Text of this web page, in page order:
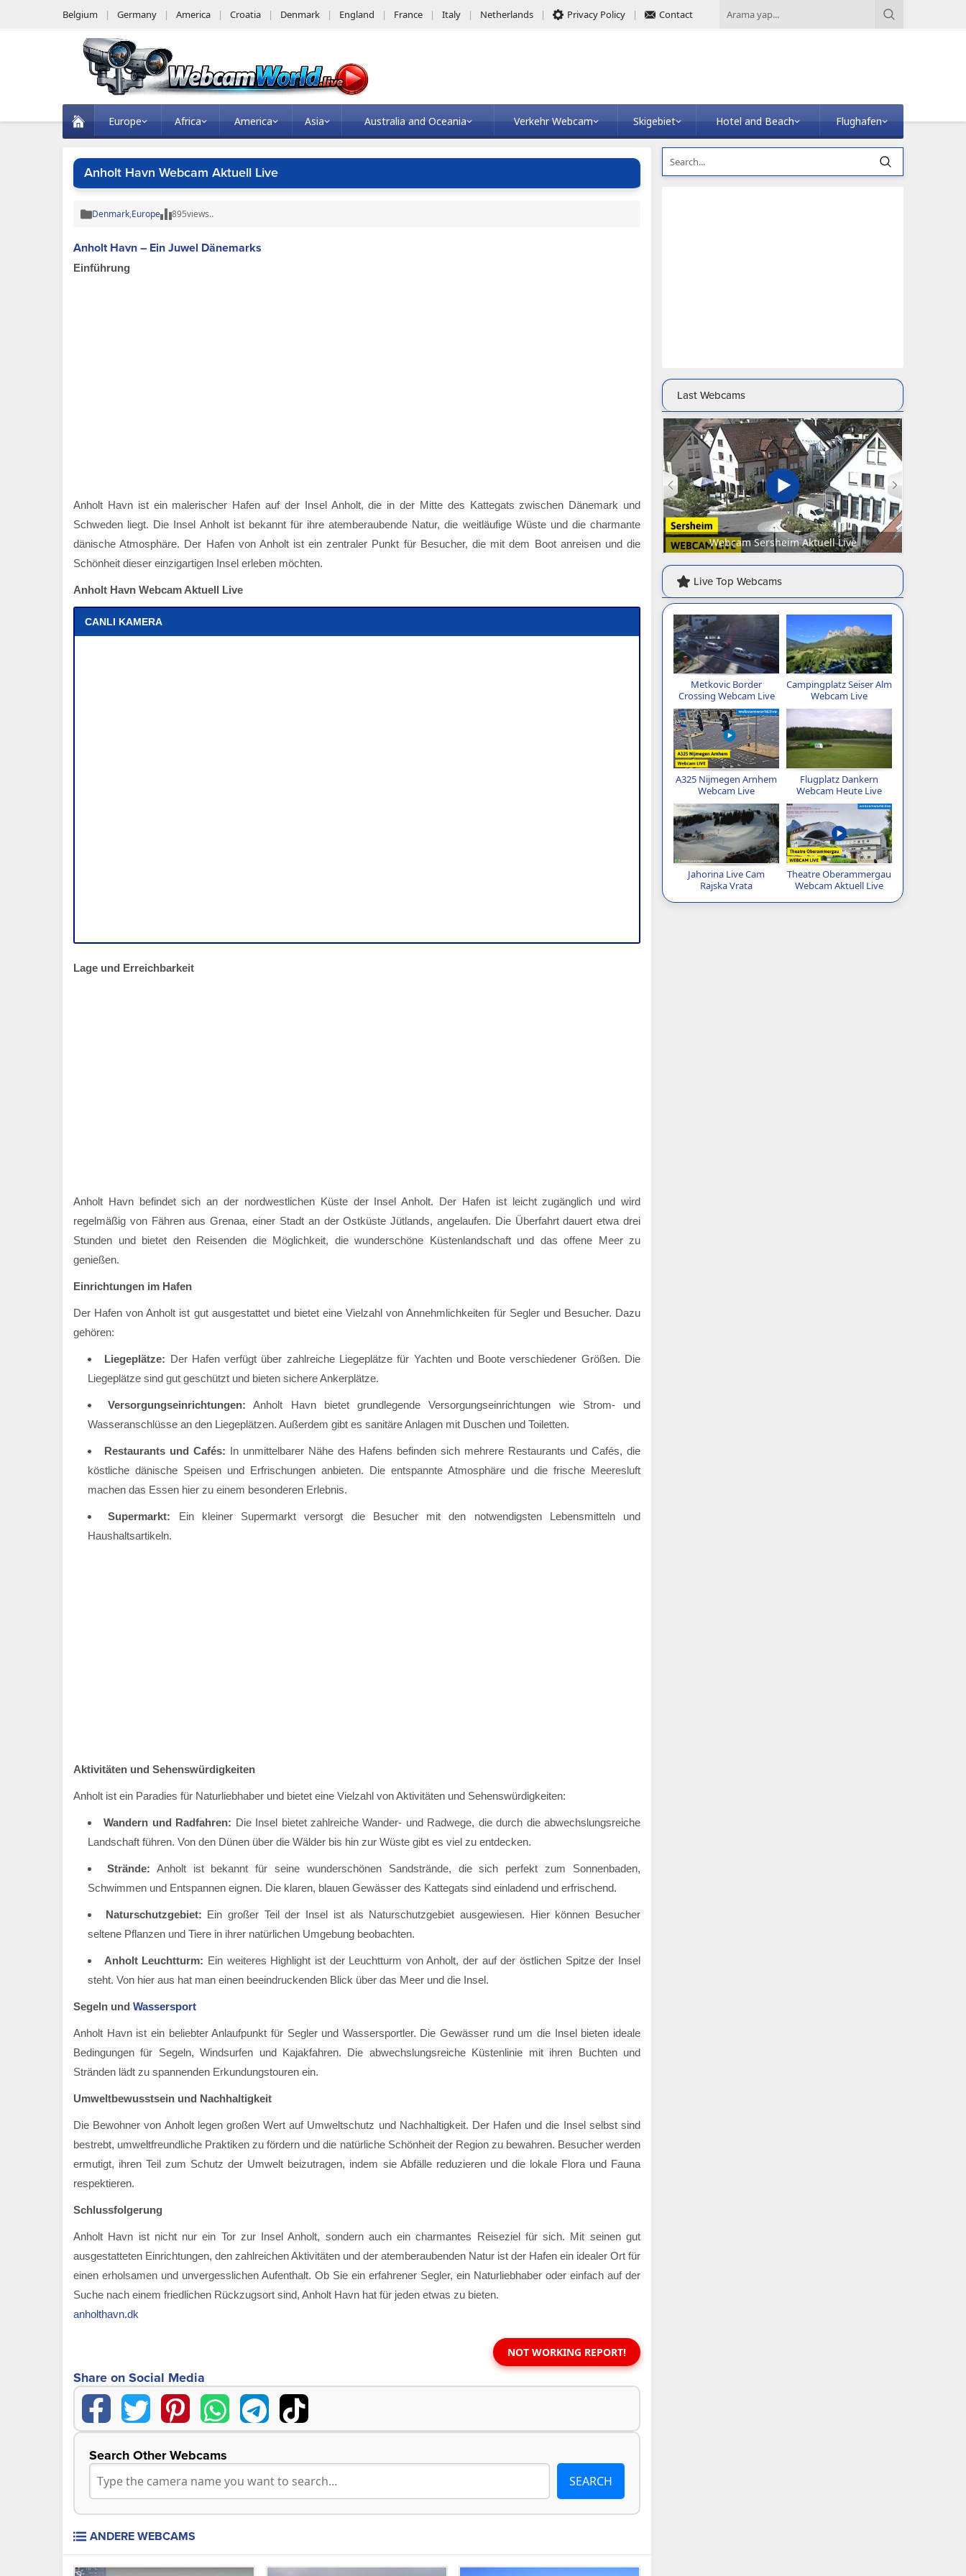
Belgium Germany America Croatia Denmark England France Italy Netherlands Privacy Policy Contact
Europe Africa America Asia Australia and Oceania Verkehr Webcam Skigebiet Hotel and Beach Flughafen
Anholt Havn Webcam Aktuell Live
Denmark,Europe 895views..
Anholt Havn – Ein Juwel Dänemarks
Einführung
Anholt Havn ist ein malerischer Hafen auf der Insel Anholt, die in der Mitte des Kattegats zwischen Dänemark und
Schweden liegt. Die Insel Anholt ist bekannt für ihre atemberaubende Natur, die weitläufige Wüste und die charmante
dänische Atmosphäre. Der Hafen von Anholt ist ein zentraler Punkt für Besucher, die mit dem Boot anreisen und die
Schönheit dieser einzigartigen Insel erleben möchten.
Anholt Havn Webcam Aktuell Live
CANLI KAMERA
Lage und Erreichbarkeit
Anholt Havn befindet sich an der nordwestlichen Küste der Insel Anholt. Der Hafen ist leicht zugänglich und wird
regelmäßig von Fähren aus Grenaa, einer Stadt an der Ostküste Jütlands, angelaufen. Die Überfahrt dauert etwa drei
Stunden und bietet den Reisenden die Möglichkeit, die wunderschöne Küstenlandschaft und das offene Meer zu
genießen.
Einrichtungen im Hafen
Der Hafen von Anholt ist gut ausgestattet und bietet eine Vielzahl von Annehmlichkeiten für Segler und Besucher. Dazu
gehören:
Liegeplätze: Der Hafen verfügt über zahlreiche Liegeplätze für Yachten und Boote verschiedener Größen. Die
Liegeplätze sind gut geschützt und bieten sichere Ankerplätze.
Versorgungseinrichtungen: Anholt Havn bietet grundlegende Versorgungseinrichtungen wie Strom- und
Wasseranschlüsse an den Liegeplätzen. Außerdem gibt es sanitäre Anlagen mit Duschen und Toiletten.
Restaurants und Cafés: In unmittelbarer Nähe des Hafens befinden sich mehrere Restaurants und Cafés, die
köstliche dänische Speisen und Erfrischungen anbieten. Die entspannte Atmosphäre und die frische Meeresluft
machen das Essen hier zu einem besonderen Erlebnis.
Supermarkt: Ein kleiner Supermarkt versorgt die Besucher mit den notwendigsten Lebensmitteln und
Haushaltsartikeln.
Aktivitäten und Sehenswürdigkeiten
Anholt ist ein Paradies für Naturliebhaber und bietet eine Vielzahl von Aktivitäten und Sehenswürdigkeiten:
Wandern und Radfahren: Die Insel bietet zahlreiche Wander- und Radwege, die durch die abwechslungsreiche
Landschaft führen. Von den Dünen über die Wälder bis hin zur Wüste gibt es viel zu entdecken.
Strände: Anholt ist bekannt für seine wunderschönen Sandstrände, die sich perfekt zum Sonnenbaden,
Schwimmen und Entspannen eignen. Die klaren, blauen Gewässer des Kattegats sind einladend und erfrischend.
Naturschutzgebiet: Ein großer Teil der Insel ist als Naturschutzgebiet ausgewiesen. Hier können Besucher
seltene Pflanzen und Tiere in ihrer natürlichen Umgebung beobachten.
Anholt Leuchtturm: Ein weiteres Highlight ist der Leuchtturm von Anholt, der auf der östlichen Spitze der Insel
steht. Von hier aus hat man einen beeindruckenden Blick über das Meer und die Insel.
Segeln und Wassersport
Anholt Havn ist ein beliebter Anlaufpunkt für Segler und Wassersportler. Die Gewässer rund um die Insel bieten ideale
Bedingungen für Segeln, Windsurfen und Kajakfahren. Die abwechslungsreiche Küstenlinie mit ihren Buchten und
Stränden lädt zu spannenden Erkundungstouren ein.
Umweltbewusstsein und Nachhaltigkeit
Die Bewohner von Anholt legen großen Wert auf Umweltschutz und Nachhaltigkeit. Der Hafen und die Insel selbst sind
bestrebt, umweltfreundliche Praktiken zu fördern und die natürliche Schönheit der Region zu bewahren. Besucher werden
ermutigt, ihren Teil zum Schutz der Umwelt beizutragen, indem sie Abfälle reduzieren und die lokale Flora und Fauna
respektieren.
Schlussfolgerung
Anholt Havn ist nicht nur ein Tor zur Insel Anholt, sondern auch ein charmantes Reiseziel für sich. Mit seinen gut
ausgestatteten Einrichtungen, den zahlreichen Aktivitäten und der atemberaubenden Natur ist der Hafen ein idealer Ort für
einen erholsamen und unvergesslichen Aufenthalt. Ob Sie ein erfahrener Segler, ein Naturliebhaber oder einfach auf der
Suche nach einem friedlichen Rückzugsort sind, Anholt Havn hat für jeden etwas zu bieten.
anholthavn.dk
NOT WORKING REPORT!
Share on Social Media
Search Other Webcams
ANDERE WEBCAMS
Last Webcams
Webcam Sersheim Aktuell Live Webcam Senftenberg
Live Top Webcams
Metkovic Border
Crossing Webcam Live
Campingplatz Seiser Alm
Webcam Live
A325 Nijmegen Arnhem
Webcam Live
Flugplatz Dankern
Webcam Heute Live
Jahorina Live Cam
Rajska Vrata
Theatre Oberammergau
Webcam Aktuell Live